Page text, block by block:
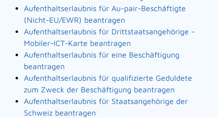
Aufenthaltserlaubnis für Au-pair-Beschäftigte
(Nicht-EU/EWR) beantragen
Aufenthaltserlaubnis für Drittstaatsangehörige -
Mobiler-ICT-Karte beantragen
Aufenthaltserlaubnis für eine Beschäftigung
beantragen
Aufenthaltserlaubnis für qualifizierte Geduldete
zum Zweck der Beschäftigung beantragen
Aufenthaltserlaubnis für Staatsangehörige der
Schweiz beantragen